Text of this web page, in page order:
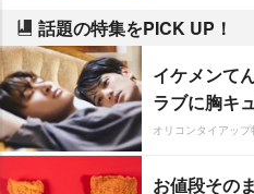
話題の特集をPICK UP！
イケメンて
ラブに胸キ
オリコンタイアップ
お値段その